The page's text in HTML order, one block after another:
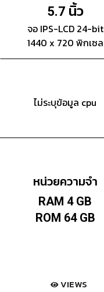
5.7 นิ้ว
จอ IPS-LCD 24-bit
1440 x 720 พิกเซล
ไม่ระบุข้อมูล cpu
หน่วยความจำ
RAM 4 GB
ROM 64 GB
VIEWS